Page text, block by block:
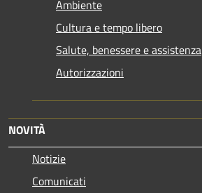
Ambiente
Cultura e tempo libero
Salute, benessere e assistenza
Autorizzazioni
NOVITÀ
Notizie
Comunicati